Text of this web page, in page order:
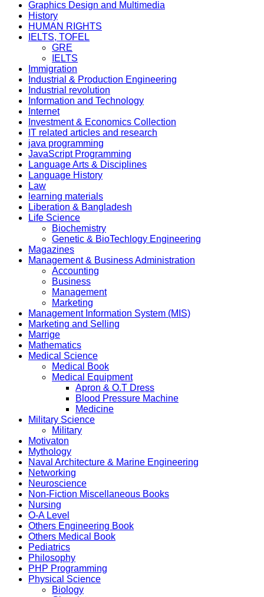
Graphics Design and Multimedia
History
HUMAN RIGHTS
IELTS, TOFEL
GRE
IELTS
Immigration
Industrial & Production Engineering
Industrial revolution
Information and Technology
Internet
Investment & Economics Collection
IT related articles and research
java programming
JavaScript Programming
Language Arts & Disciplines
Language History
Law
learning materials
Liberation & Bangladesh
Life Science
Biochemistry
Genetic & BioTechlogy Engineering
Magazines
Management & Business Administration
Accounting
Business
Management
Marketing
Management Information System (MIS)
Marketing and Selling
Marrige
Mathematics
Medical Science
Medical Book
Medical Equipment
Apron & O.T Dress
Blood Pressure Machine
Medicine
Military Science
Military
Motivaton
Mythology
Naval Architecture & Marine Engineering
Networking
Neuroscience
Non-Fiction Miscellaneous Books
Nursing
O-A Level
Others Engineering Book
Others Medical Book
Pediatrics
Philosophy
PHP Programming
Physical Science
Biology